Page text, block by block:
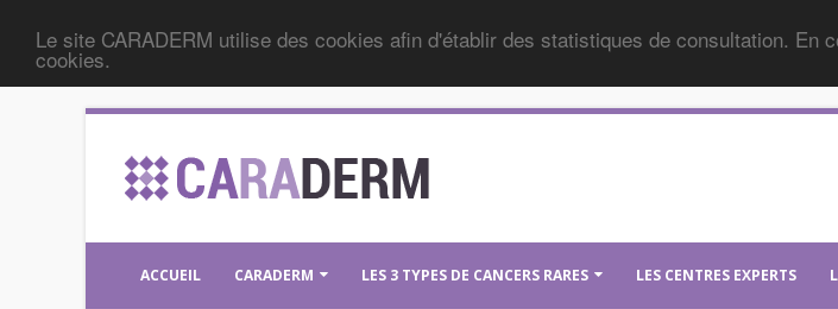
Le site CARADERM utilise des cookies afin d'établir des statistiques de consultation.
cookies.
ACCUEIL CARADERM LES 3 TYPES DE CANCERS RARES LES CENTRES EXPERTS